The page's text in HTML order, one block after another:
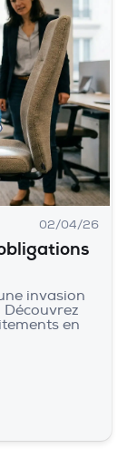
02/04/26
invasion
en